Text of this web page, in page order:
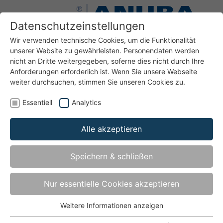
Datenschutzeinstellungen
Wir verwenden technische Cookies, um die Funktionalität
unserer Website zu gewährleisten. Personendaten werden
nicht an Dritte weitergegeben, soferne dies nicht durch Ihre
Anforderungen erforderlich ist. Wenn Sie unsere Webseite
weiter durchsuchen, stimmen Sie unseren Cookies zu.
Essentiell Analytics
Alle akzeptieren
Speichern & schließen
Nur essentielle Cookies akzeptieren
Weitere Informationen anzeigen